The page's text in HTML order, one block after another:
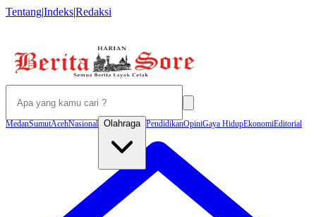
Tentang|Indeks|Redaksi
MedanSumutAcehNasional Olahraga PendidikanOpiniGaya HidupEkonomiEditorial